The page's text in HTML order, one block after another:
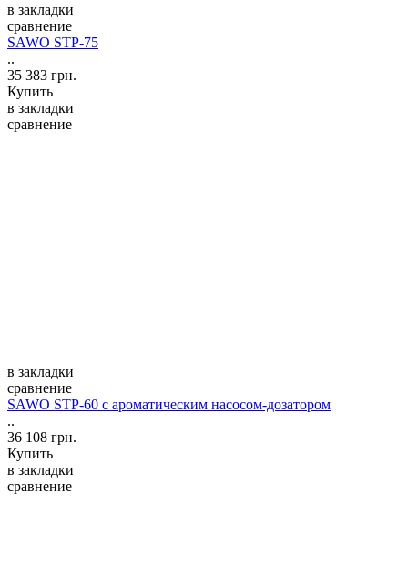
в закладки
сравнение
SAWO STP-75
..
35 383 грн.
Купить
в закладки
сравнение
в закладки
сравнение
SAWO STP-60 с ароматическим насосом-дозатором
..
36 108 грн.
Купить
в закладки
сравнение